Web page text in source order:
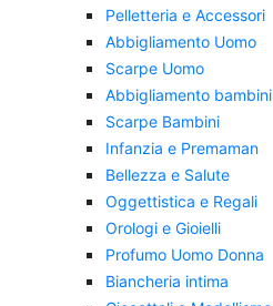
Pelletteria e Accessori
Abbigliamento Uomo
Scarpe Uomo
Abbigliamento bambini
Scarpe Bambini
Infanzia e Premaman
Bellezza e Salute
Oggettistica e Regali
Orologi e Gioielli
Profumo Uomo Donna
Biancheria intima